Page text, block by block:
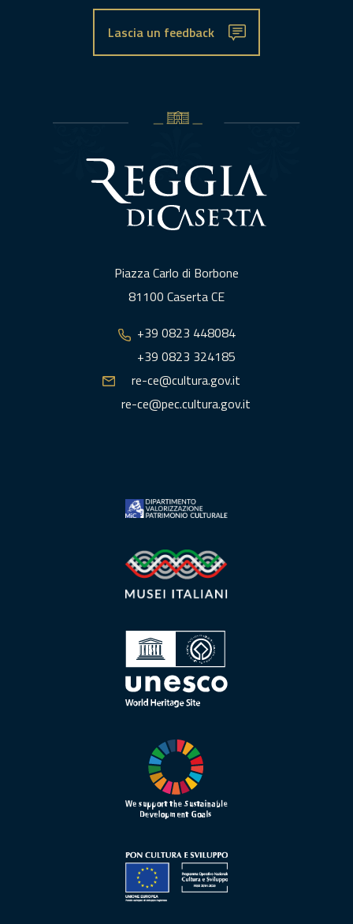
Lascia un feedback
Piazza Carlo di Borbone
81100 Caserta CE
+39 0823 448084
+39 0823 324185
re-ce@cultura.gov.it
re-ce@pec.cultura.gov.it